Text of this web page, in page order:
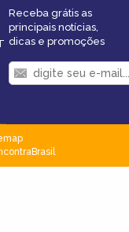
Receba grátis as
principais notícias,
dicas e promoções